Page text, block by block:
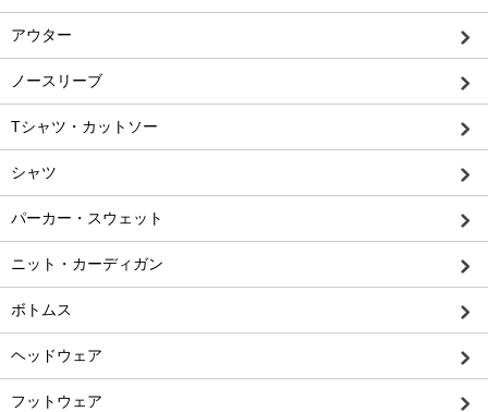
アウター
ノースリーブ
Tシャツ・カットソー
シャツ
パーカー・スウェット
ニット・カーディガン
ボトムス
ヘッドウェア
フットウェア